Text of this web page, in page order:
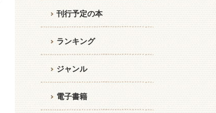
刊行予定の本
ランキング
ジャンル
電子書籍